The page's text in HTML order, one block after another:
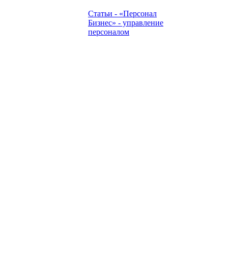
Статьи - «Персонал
Бизнес» - управление
персоналом